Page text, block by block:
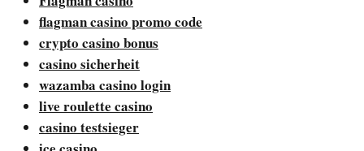
flagman casino promo code
crypto casino bonus
casino sicherheit
wazamba casino login
live roulette casino
casino testsieger